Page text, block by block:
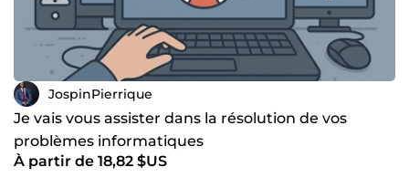
JospinPierrique
Je vais vous assister dans la résolution de vos
problèmes informatiques
À partir de 18,82 $US